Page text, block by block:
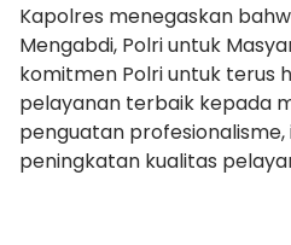
Kapolres menegaskan
Mengabdi, Polri untuk
komitmen Polri untuk terus
pelayanan terbaik kepada
penguatan
peningkatan kualitas